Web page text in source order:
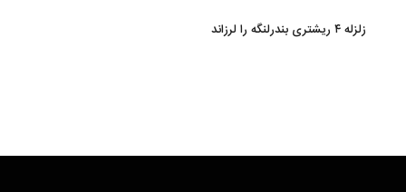
زلزله ۴ ریشتری بندرلنگه را لرزاند